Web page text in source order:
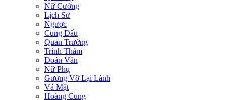
Nữ Cường
Lịch Sử
Ngược
Cung Đấu
Quan Trường
Trinh Thám
Đoản Văn
Nữ Phụ
Gương Vỡ Lại Lành
Vả Mặt
Hoàng Cung